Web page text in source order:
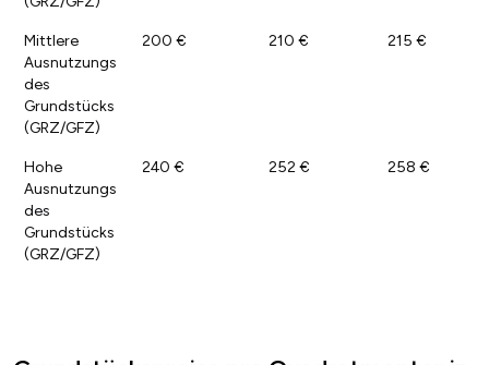
Mittlere
Ausnutzungs
des
Grundstücks
(GRZ/GFZ)
200 € 210 € 215 €
Hohe
Ausnutzungs
des
Grundstücks
(GRZ/GFZ)
240 € 252 € 258 €